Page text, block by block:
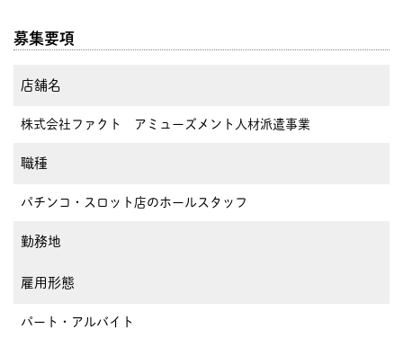
募集要項
店舗名
株式会社ファクト アミューズメント人材派遣事業
職種
パチンコ・スロット店のホールスタッフ
勤務地
雇用形態
パート・アルバイト